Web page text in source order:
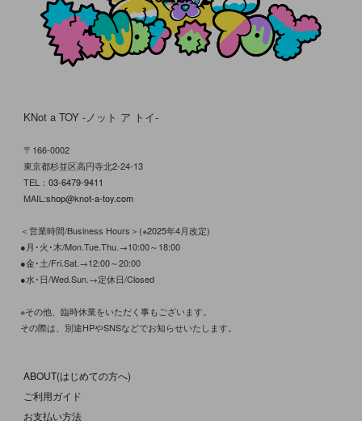
KNot a TOY -ノット ア トイ-
〒166-0002
東京都杉並区高円寺北2-24-13
TEL： 03-6479-9411
MAIL:shop@knot-a-toy.com
＜営業時間/Business Hours＞(※2025年4月改定)
●月･火･木/Mon.Tue.Thu.→10:00～18:00
●金･土/Fri.Sat.→12:00～20:00
●水･日/Wed.Sun.→定休日/Closed
※その他、臨時休業をいただく事もございます。
その際は、別途HPやSNSなどでお知らせいたします。
ABOUT(はじめての方へ)
ご利用ガイド
お支払い方法